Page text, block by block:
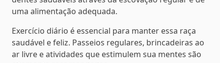
uma alimentação adequada.
Exercício diário é essencial para manter essa raça
saudável e feliz. Passeios regulares, brincadeiras ao
ar livre e atividades que estimulem sua mentes são